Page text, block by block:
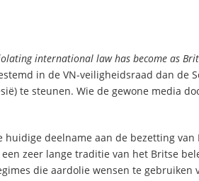
international law has become as
in de VN-veiligheidsraad dan de
te steunen. Wie de gewone media
huidige deelname aan de bezetting van
zeer lange traditie van het Britse
die aardolie wensen te gebruiken